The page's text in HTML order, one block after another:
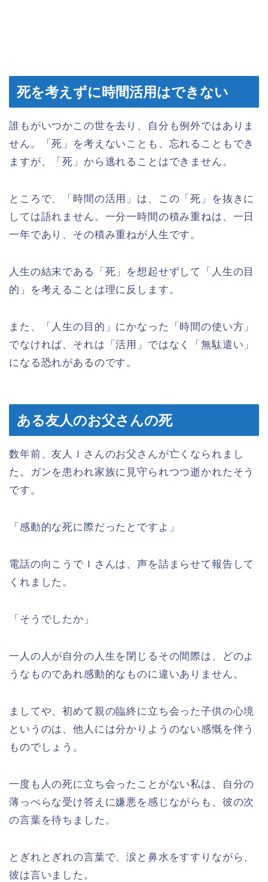
死を考えずに時間活用はできない
誰もがいつかこの世を去り、自分も例外ではありま
せん。「死」を考えないことも、忘れることもでき
ますが、「死」から逃れることはできません。
ところで、「時間の活用」は、この「死」を抜きに
しては語れません。一分一時間の積み重ねは、一日
一年であり、その積み重ねが人生です。
人生の結末である「死」を想起せずして「人生の目
的」を考えることは理に反します。
また、「人生の目的」にかなった「時間の使い方」
でなければ、それは「活用」ではなく「無駄遣い」
になる恐れがあるのです。
ある友人のお父さんの死
数年前、友人Ｉさんのお父さんが亡くなられまし
た。ガンを患われ家族に見守られつつ逝かれたそう
です。
「感動的な死に際だったとですよ」
電話の向こうでＩさんは、声を詰まらせて報告して
くれました。
「そうでしたか」
一人の人が自分の人生を閉じるその間際は、どのよ
うなものであれ感動的なものに違いありません。
ましてや、初めて親の臨終に立ち会った子供の心境
というのは、他人には分かりようのない感慨を伴う
ものでしょう。
一度も人の死に立ち会ったことがない私は、自分の
薄っぺらな受け答えに嫌悪を感じながらも、彼の次
の言葉を待ちました。
とぎれとぎれの言葉で、涙と鼻水をすすりながら、
彼は言いました。